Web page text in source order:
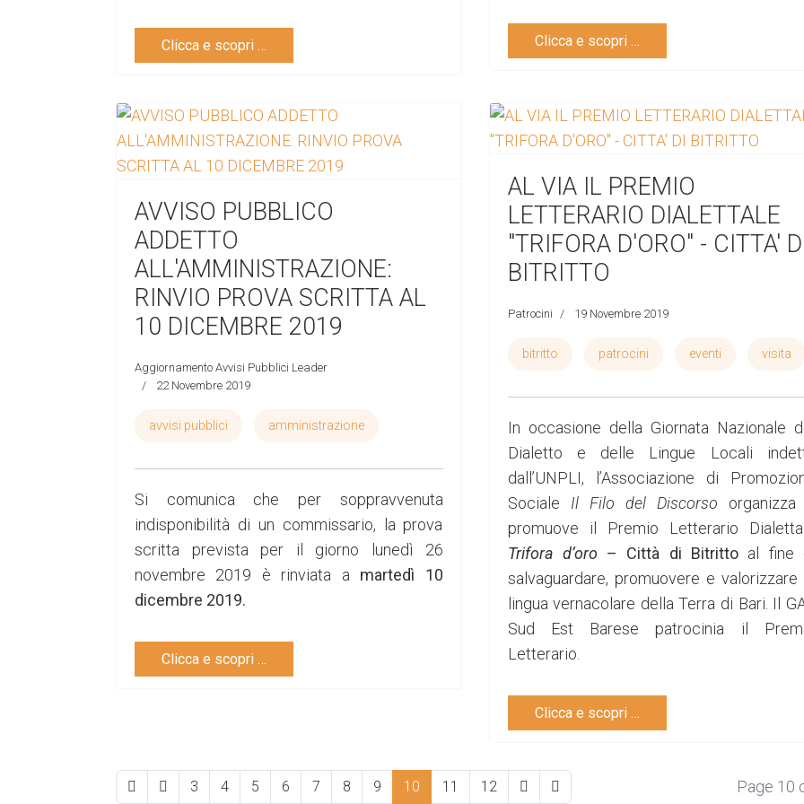
Clicca e scopri … Clicca e scopri …
AVVISO PUBBLICO
ADDETTO
ALL'AMMINISTRAZIONE:
RINVIO PROVA SCRITTA AL
10 DICEMBRE 2019
Aggiornamento Avvisi Pubblici Leader
22 Novembre 2019
avvisi pubblici amministrazione
Si comunica che per soppravvenuta
indisponibilità di un commissario, la prova
scritta prevista per il giorno lunedì 26
novembre 2019 è rinviata a martedì 10
dicembre 2019.
Clicca e scopri …
AL VIA IL PREMIO
LETTERARIO DIALETTALE
"TRIFORA D'ORO" - CITTA'
BITRITTO
Patrocini 19 Novembre 2019
bitritto patrocini eventi visita
In occasione della Giornata Nazionale
Dialetto e delle Lingue Locali
dall’UNPLI, l’Associazione di
Sociale Il Filo del Discorso
promuove il Premio Letterario
Trifora d’oro– Città di Bitritto al fine
salvaguardare, promuovere e valorizzare
lingua vernacolare della Terra di Bari. Il
Sud Est Barese patrocinia il
Letterario.
Clicca e scopri …
3 4 5 6 7 8 9 10 11 12 Page 10